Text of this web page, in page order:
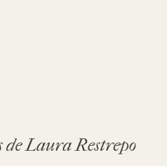
de Laura Restrepo